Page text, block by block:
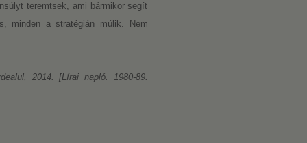
teremtsek, ami bármikor segít
minden a stratégián múlik. Nem
2014. [Lírai napló. 1980-89.